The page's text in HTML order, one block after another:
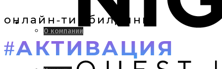
О компании
онлайн-тимбилдинг
#АКТИВАЦИЯ